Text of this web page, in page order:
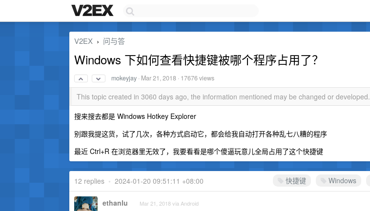
V2EX › 问与答
Windows 下如何查看快捷键被哪个程序占用了？
mokeyjay · Mar 21, 2018 · 17676 views
This topic created in 3060 days ago, the information mentioned may be changed or developed.
搜来搜去都是 Windows Hotkey Explorer
别跟我提这货，试了几次，各种方式启动它，都会给我自动打开各种乱七八糟的程序
最近 Ctrl+R 在浏览器里无效了，我要看看是哪个傻逼玩意儿全局占用了这个快捷键
快捷键 Windows
12 replies • 2024-01-20 09:51:11 +08:00
ethanlu Mar 21, 2018 via Android